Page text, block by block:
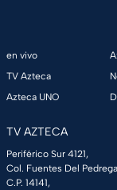
en vivo
TV Azteca
Azteca UNO
TV AZTECA
Periférico Sur 4121,
Col. Fuentes Del
C.P. 14141,